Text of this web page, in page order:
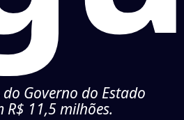
Governo do Estado
R$ 11,5 milhões.